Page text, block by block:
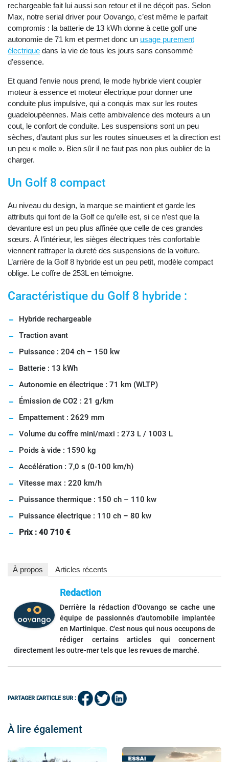
rechargeable fait lui aussi son retour et il ne déçoit pas. Selon
Max, notre serial driver pour Oovango, c’est même le parfait
compromis : la batterie de 13 kWh donne à cette golf une
autonomie de 71 km et permet donc un usage purement
électrique dans la vie de tous les jours sans consommé
d’essence.
Et quand l’envie nous prend, le mode hybride vient coupler
moteur à essence et moteur électrique pour donner une
conduite plus impulsive, qui a conquis max sur les routes
guadeloupéennes. Mais cette ambivalence des moteurs a un
cout, le confort de conduite. Les suspensions sont un peu
sèches, d’autant plus sur les routes sinueuses et la direction est
un peu « molle ». Bien sûr il ne faut pas non plus oublier de la
charger.
Un Golf 8 compact
Au niveau du design, la marque se maintient et garde les
attributs qui font de la Golf ce qu’elle est, si ce n’est que la
devanture est un peu plus affinée que celle de ces grandes
sœurs. À l’intérieur, les sièges électriques très confortable
viennent rattraper la dureté des suspensions de la voiture.
L’arrière de la Golf 8 hybride est un peu petit, modèle compact
oblige. Le coffre de 253L en témoigne.
Caractéristique du Golf 8 hybride :
Hybride rechargeable
Traction avant
Puissance : 204 ch – 150 kw
Batterie : 13 kWh
Autonomie en électrique : 71 km (WLTP)
Émission de CO2 : 21 g/km
Empattement : 2629 mm
Volume du coffre mini/maxi : 273 L / 1003 L
Poids à vide : 1590 kg
Accélération : 7,0 s (0-100 km/h)
Vitesse max : 220 km/h
Puissance thermique : 150 ch – 110 kw
Puissance électrique : 110 ch – 80 kw
Prix : 40 710 €
À propos Articles récents
Redaction
Derrière la rédaction d'Oovango se cache une
équipe de passionnés d'automobile implantée
en Martinique. C'est nous qui nous occupons de
rédiger certains articles qui concernent
directement les outre-mer tels que les revues de marché.
PARTAGER L'ARTICLE SUR :
À lire également